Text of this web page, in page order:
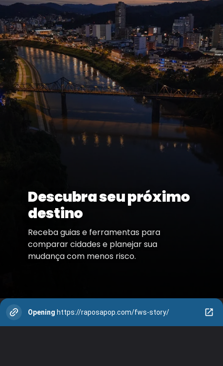
Descubra seu próximo
destino
Receba guias e ferramentas para
comparar cidades e planejar sua
mudança com menos risco.
Opening https://raposapop.com/fws-story/